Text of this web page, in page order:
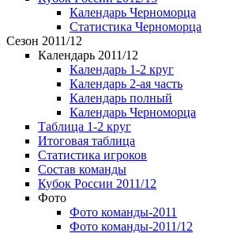
Календарь Черноморца
Статистика Черноморца
Сезон 2011/12
Календарь 2011/12
Календарь 1-2 круг
Календарь 2-ая часть
Календарь полный
Календарь Черноморца
Таблица 1-2 круг
Итоговая таблица
Статистика игроков
Состав команды
Кубок России 2011/12
Фото
Фото команды-2011
Фото команды-2011/12